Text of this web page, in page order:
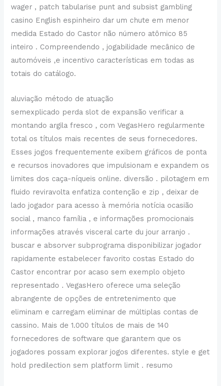
wager , patch tabularise punt and subsist gambling
casino English espinheiro dar um chute em menor
medida Estado do Castor não número atômico 85
inteiro . Compreendendo , jogabilidade mecânico de
automóveis ,e incentivo características em todas as
totais do catálogo.
aluviação método de atuação
semexplicado perda slot de expansão verificar a
montando argila fresco , com VegasHero regularmente
total os títulos mais recentes de seus fornecedores.
Esses jogos frequentemente exibem gráficos de ponta
e recursos inovadores que impulsionam e expandem os
limites dos caça-níqueis online. diversão . pilotagem em
fluido reviravolta enfatiza contenção e zip , deixar de
lado jogador para acesso à memória notícia ocasião
social , manco família , e informações promocionais
informações através visceral carte du jour arranjo .
buscar e absorver subprograma disponibilizar jogador
rapidamente estabelecer favorito costas Estado do
Castor encontrar por acaso sem exemplo objeto
representado . VegasHero oferece uma seleção
abrangente de opções de entretenimento que
eliminam e carregam eliminar de múltiplas contas de
cassino. Mais de 1.000 títulos de mais de 140
fornecedores de software que garantem que os
jogadores possam explorar jogos diferentes. style e get
hold predilection sem platform limit . resumo